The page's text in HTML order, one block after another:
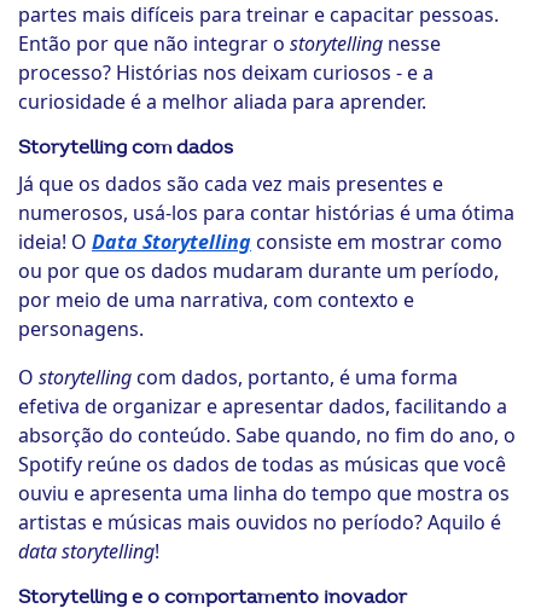
partes mais difíceis para treinar e capacitar pessoas.
Então por que não integrar o storytelling nesse
processo? Histórias nos deixam curiosos - e a
curiosidade é a melhor aliada para aprender.
Storytelling com dados
Já que os dados são cada vez mais presentes e
numerosos, usá-los para contar histórias é uma ótima
ideia! O Data Storytellingconsiste em mostrar como
ou por que os dados mudaram durante um período,
por meio de uma narrativa, com contexto e
personagens.
O storytellingcom dados, portanto, é uma forma
efetiva de organizar e apresentar dados, facilitando a
absorção do conteúdo. Sabe quando, no fim do ano, o
Spotify reúne os dados de todas as músicas que você
ouviu e apresenta uma linha do tempo que mostra os
artistas e músicas mais ouvidos no período? Aquilo é
data storytelling!
Storytelling e o comportamento inovador